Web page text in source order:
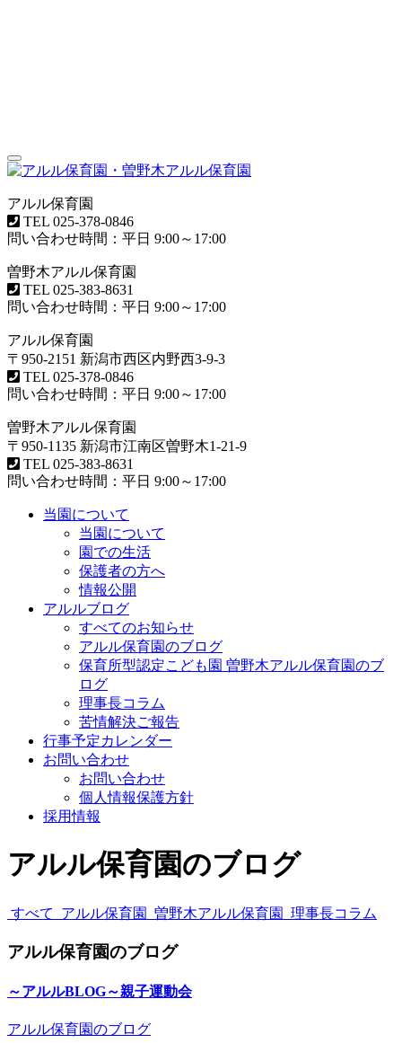
Toggle
navigation
アルル保育園
TEL 025-378-0846
問い合わせ時間：平日 9:00～17:00
曽野木アルル保育園
TEL 025-383-8631
問い合わせ時間：平日 9:00～17:00
アルル保育園
〒950-2151 新潟市西区内野西3-9-3
TEL 025-378-0846
問い合わせ時間：平日 9:00～17:00
曽野木アルル保育園
〒950-1135 新潟市江南区曽野木1-21-9
TEL 025-383-8631
問い合わせ時間：平日 9:00～17:00
当園について
当園について
園での生活
保護者の方へ
情報公開
アルルブログ
すべてのお知らせ
アルル保育園のブログ
保育所型認定こども園 曽野木アルル保育園のブ
ログ
理事長コラム
苦情解決ご報告
行事予定カレンダー
お問い合わせ
お問い合わせ
個人情報保護方針
採用情報
アルル保育園のブログ
すべて アルル保育園 曽野木アルル保育園 理事長コラム
アルル保育園のブログ
～アルルBLOG～親子運動会
アルル保育園のブログ